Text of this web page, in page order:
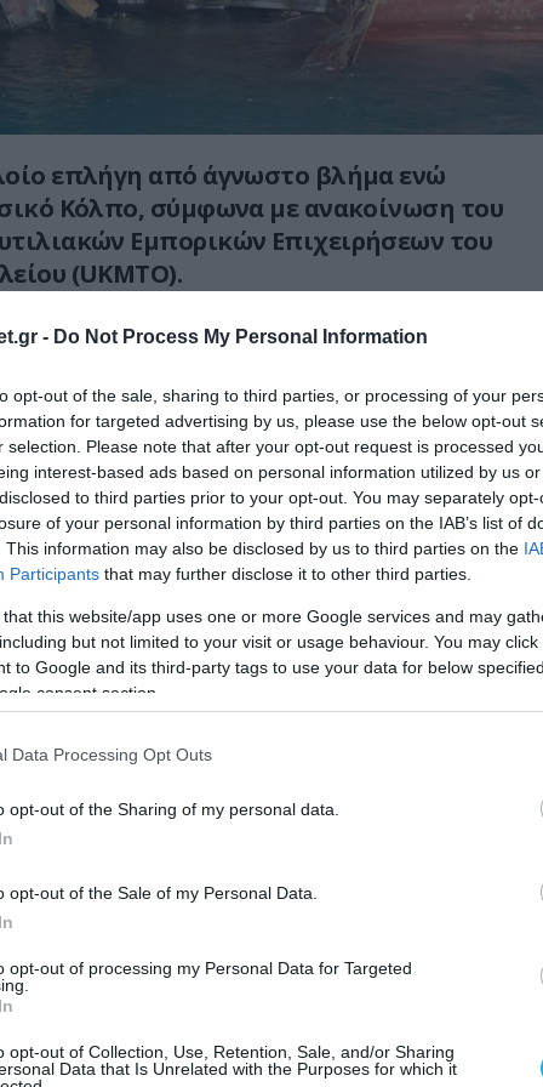
- Do Not Process My Personal Information
opt-out of the sale, sharing to third parties, or processing of your
for targeted advertising by us, please use the below opt-out
selection. Please note that after your opt-out request is processed
interest-based ads based on personal information utilized by us
to third parties prior to your opt-out. You may separately
of your personal information by third parties on the IAB’s list of
This information may also be disclosed by us to third parties on the
Participants that may further disclose it to other third parties.
that this website/app uses one or more Google services and may
but not limited to your visit or usage behaviour. You may
to Google and its third-party tags to use your data for below
consent section.
Data Processing Opt Outs
opt-out of the Sharing of my personal data.
opt-out of the Sale of my Personal Data.
opt-out of processing my Personal Data for Targeted
opt-out of Collection, Use, Retention, Sale, and/or Sharing
Data that Is Unrelated with the Purposes for which it
επλήγη από άγνωστο βλήμα ενώ
Κόλπο, σύμφωνα με ανακοίνωση του
Εμπορικών Επιχειρήσεων του
(UKMTO).
το περιστατικό σημειώθηκε περίπου 40
δεξιά πλευρά του, προκαλώντας ισχυρή
container ship was hit near Umm Qasr, Iraq.
an unknown projectile hit the starboard side,
causing a large explosion.
say it may be a mechanical fault instead.
pic.twitter.com/j4uBgoJ1G2
Report (@clashreport)June 1, 2026
το συμβάν, ενώ μέχρι στιγμής δεν
για τυχόν περιβαλλοντικές
έχουν ξεκινήσει έρευνα για τις συνθήκες
συνέβη το περιστατικό, ενώ παραμένει
του βλήματος.